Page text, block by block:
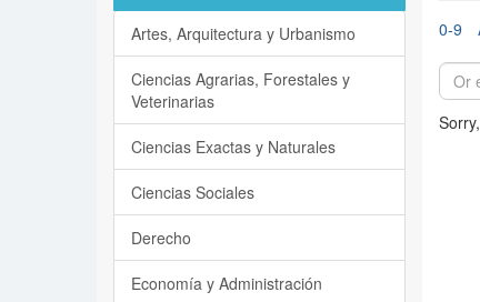
0-9
Artes, Arquitectura y Urbanismo
Ciencias Agrarias, Forestales y
Veterinarias
Ciencias Exactas y Naturales
Ciencias Sociales
Derecho
Economía y Administración